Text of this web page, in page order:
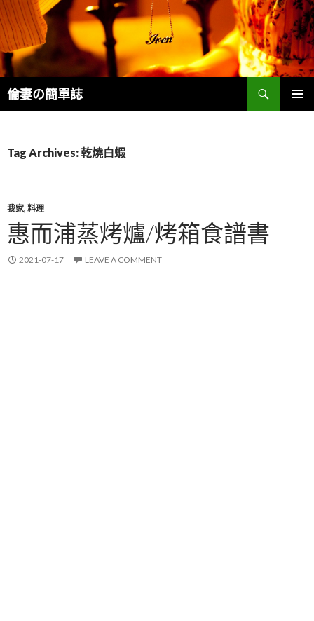
倫妻の簡單誌
Search
Tag Archives: 乾燒白蝦
我家, 料理
惠而浦蒸烤爐/烤箱食譜書
2021-07-17 LEAVE A COMMENT